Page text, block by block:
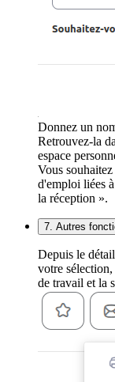
Donnez un
Retrouvez-la
espace
Vous
d'emploi liées
la réception ».
7. Autres
Depuis le
votre
de travail et la